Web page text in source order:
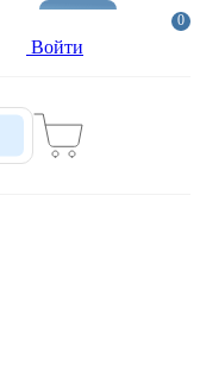
Войти
0